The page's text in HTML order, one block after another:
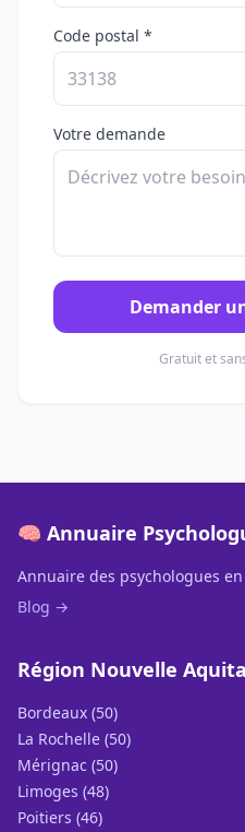
Code postal *
Votre demande
Demander
Gratuit et
🧠 Annuaire
Annuaire des psychologues en
Blog →
Région Nouvelle
Bordeaux (50)
La Rochelle (50)
Mérignac (50)
Limoges (48)
Poitiers (46)